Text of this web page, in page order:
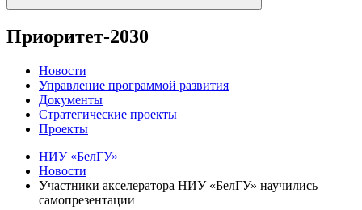
Приоритет-2030
Новости
Управление программой развития
Документы
Стратегические проекты
Проекты
НИУ «БелГУ»
Новости
Участники акселератора НИУ «БелГУ» научились
самопрезентации